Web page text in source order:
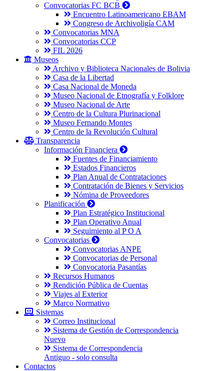
Convocatorias FC BCB
Encuentro Latinoamericano EBAM
Congreso de Archivoligía CAM
Convocatorias MNA
Convocatorias CCP
FIL 2026
Museos
Archivo y Biblioteca Nacionales de Bolivia
Casa de la Libertad
Casa Nacional de Moneda
Museo Nacional de Etnografía y Folklore
Museo Nacional de Arte
Centro de la Cultura Plurinacional
Museo Fernando Montes
Centro de la Revolución Cultural
Transparencia
Información Financiera
Fuentes de Financiamiento
Estados Financieros
Plan Anual de Contrataciones
Contratación de Bienes y Servicios
Nómina de Proveedores
Planificación
Plan Estratégico Institucional
Plan Operativo Anual
Seguimiento al P O A
Convocatorias
Convocatorias ANPE
Convocatorias de Personal
Convocatoria Pasantías
Recursos Humanos
Rendición Pública de Cuentas
Viajes al Exterior
Marco Normativo
Sistemas
Correo Institucional
Sistema de Gestión de Correspondencia
Nuevo
Sistema de Correspondencia
Antiguo - solo consulta
Contactos